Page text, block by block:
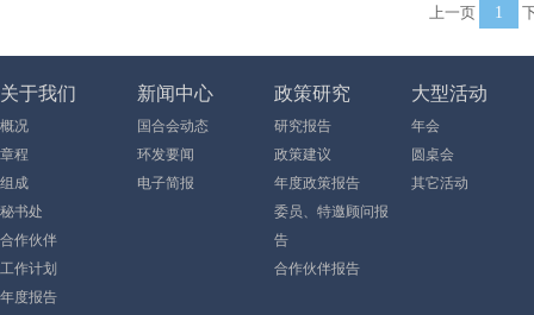
上一页 1
关于我们
概况
章程
组成
秘书处
合作伙伴
工作计划
年度报告
新闻中心
国合会动态
环发要闻
电子简报
政策研究
研究报告
政策建议
年度政策报告
委员、特邀顾问报
告
合作伙伴报告
大型活动
年会
圆桌会
其它活动